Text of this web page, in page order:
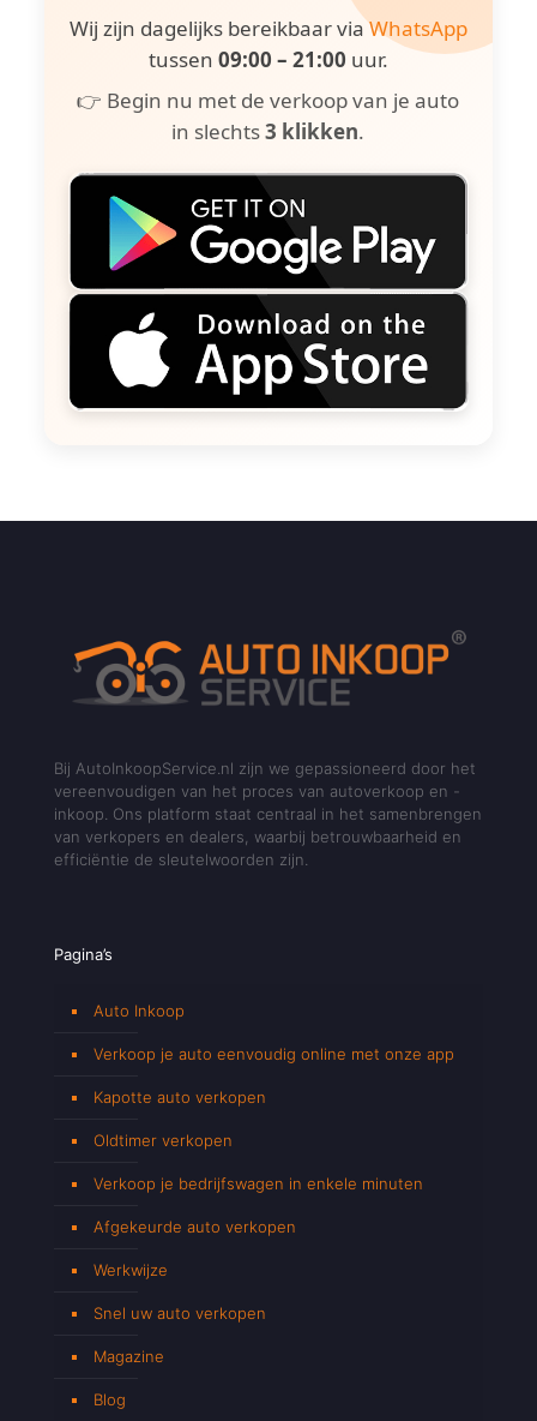
Wij zijn dagelijks bereikbaar viaWhatsApp
tussen 09:00 – 21:00 uur.
👉 Begin nu met de verkoop van je auto
in slechts3 klikken.
Bij AutoInkoopService.nl zijn we gepassioneerd door het
vereenvoudigen van het proces van autoverkoop en -
inkoop. Ons platform staat centraal in het samenbrengen
van verkopers en dealers, waarbij betrouwbaarheid en
efficiëntie de sleutelwoorden zijn.
Pagina’s
Auto Inkoop
Verkoop je auto eenvoudig online met onze app
Kapotte auto verkopen
Oldtimer verkopen
Verkoop je bedrijfswagen in enkele minuten
Afgekeurde auto verkopen
Werkwijze
Snel uw auto verkopen
Magazine
Blog